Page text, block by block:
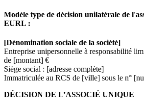
Modèle type de décision unilatérale de
EURL :
[Dénomination sociale de la société]
Entreprise unipersonnelle à responsabilité
de [montant] €
Siège social : [adresse complète]
Immatriculée au RCS de [ville] sous le n°
DÉCISION DE L’ASSOCIÉ UNIQUE